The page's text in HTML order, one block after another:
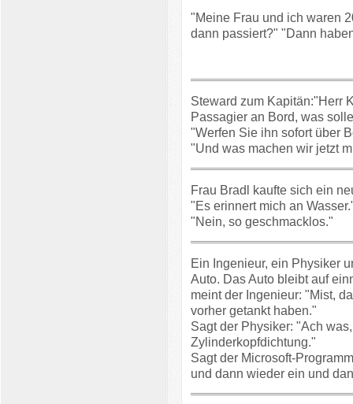
"Meine Frau und ich waren
dann passiert?" "Dann
Steward zum Kapitän:"Herr
Passagier an Bord, was
"Werfen Sie ihn sofort über
"Und was machen wir jetzt
Frau Bradl kaufte sich ein
"Es erinnert mich an
"Nein, so geschmacklos."
Ein Ingenieur, ein Physiker
Auto. Das Auto bleibt auf
meint der Ingenieur: "Mist,
vorher getankt haben."
Sagt der Physiker: "Ach
Zylinderkopfdichtung."
Sagt der Microsoft-
und dann wieder ein und